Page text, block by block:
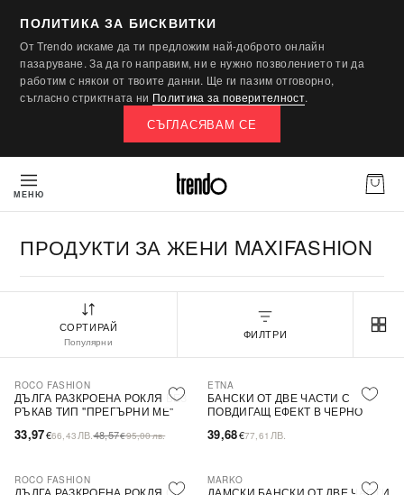
ПОЛИТИКА ЗА БИСКВИТКИ
От Trendo искаме да ти предложим най-доброто онлайн
пазаруване. За да го направим, ни е нужно позволението ти да
работим с някои от твоите данни. Ще ги пазим отговорно,
съгласно стриктната ни Политика за поверителност.
СЪГЛАСЯВАМ СЕ
МЕНЮ
ПРОДУКТИ ЗА ЖЕНИ MAXIFASHION
СОРТИРАЙ
Популярни
ФИЛТРИ
-30%
ROCO FASHION
ДЪЛГА РАЗКРОЕНА РОКЛЯ БЕЗ
РЪКАВ ТИП ''ПРЕГЪРНИ МЕ''
33,97€66,43 ЛВ.48,57€95,00лв.
ETNA
БАНСКИ ОТ ДВЕ ЧАСТИ С
ПОВДИГАЩ ЕФЕКТ В ЧЕРНО
39,68€77,61 ЛВ.
-31%
ROCO FASHION
ДЪЛГА РАЗКРОЕНА РОКЛЯ С
MARKO
ДАМСКИ БАНСКИ ОТ ДВЕ ЧАСТИ